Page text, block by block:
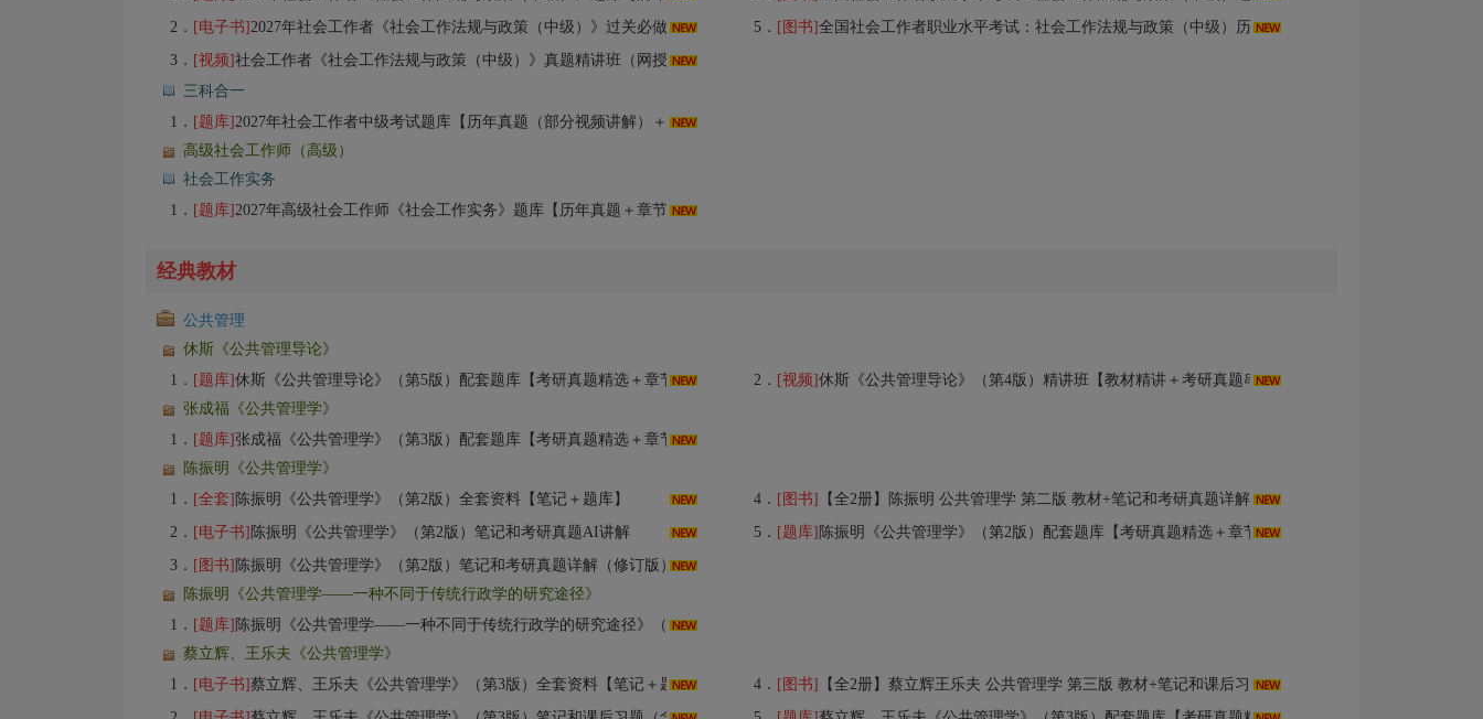
2． [电子书]2027年社会工作者《社会工作法规与政策（中级）》过关必做1000题（含历年真题）【视频讲解】AI讲解 5． [图书]全国社会工作者职业水平考试：社会工作法规与政策（中级）历年真题与模拟试题详解（第2版）
3． [视频]社会工作者《社会工作法规与政策（中级）》真题精讲班（网授）
三科合一
1． [题库]2027年社会工作者中级考试题库【历年真题（部分视频讲解）＋章节题库】AI讲解
高级社会工作师（高级）
社会工作实务
1． [题库]2027年高级社会工作师《社会工作实务》题库【历年真题＋章节题库】AI讲解
经典教材
公共管理
休斯《公共管理导论》
1． [题库]休斯《公共管理导论》（第5版）配套题库【考研真题精选＋章节题库】AI讲解 2． [视频]休斯《公共管理导论》（第4版）精讲班【教材精讲＋考研真题串讲】
张成福《公共管理学》
1． [题库] 张成福《公共管理学》（第3版）配套题库【考研真题精选＋章节题库】AI讲解
陈振明《公共管理学》
1． [全套] 陈振明《公共管理学》（第2版）全套资料【笔记＋题库】 4． [图书]
【全2册】陈振明 公共管理学 第二版 教材+笔记和考研真题详解（修订版）
2． [电子书] 陈振明《公共管理学》（第2版）笔记和考研真题AI讲解 5． [题库] 陈振明《公共管理学》（第2版）配套题库【考研真题精选＋章节题库】AI讲解
3． [图书] 陈振明《公共管理学》（第2版）笔记和考研真题详解（修订版）
陈振明《公共管理学——一种不同于传统行政学的研究途径》
1． [题库] 陈振明《公共管理学——一种不同于传统行政学的研究途径》（第2版）配套题库【考研真题精选＋章节题库】AI讲解
蔡立辉、王乐夫《公共管理学》
1． [电子书]蔡立辉、王乐夫《公共管理学》（第3版）全套资料【笔记＋题库】 4． [图书]
【全2册】蔡立辉王乐夫 公共管理学 第三版 教材+笔记和课后习题含考研真题详解